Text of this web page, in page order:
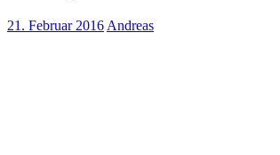
21. Februar 2016 Andreas